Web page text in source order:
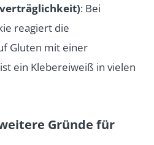
: Bei
reagiert die
Gluten mit einer
ein Klebereiweiß in vielen
Gründe für